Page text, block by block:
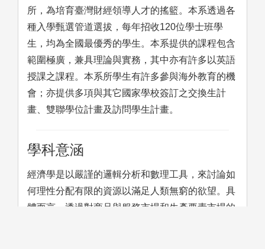
所，為培育臺灣財經領導人才的搖籃。本系透過各
種入學甄選管道選拔，每年招收120位學士班學
生，均為全國最優秀的學生。本系提供的課程包含
範圍極廣，兼具理論與實務，其中亦有許多以英語
授課之課程。本系所學生有許多參與海外教育的機
會；亦提供多項與其它國家學校簽訂之交換生計
畫、雙聯學位計畫及訪問學生計畫。
學科意涵
經濟學是以嚴謹的邏輯分析和數理工具，來討論如
何理性分配有限的資源以滿足人類無窮的欲望。具
體而言，透過對商品與服務市場和生產要素市場的